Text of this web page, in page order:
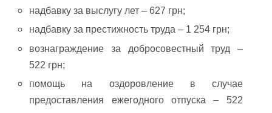
надбавку за выслугу лет – 627 грн;
надбавку за престижность труда – 1 254 грн;
вознаграждение за добросовестный труд –
522 грн;
помощь на оздоровление в случае
предоставления ежегодного отпуска – 522